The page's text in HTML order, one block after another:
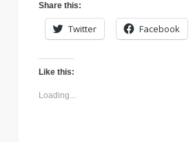
Share this:
Twitter Facebook
Like this:
Loading...